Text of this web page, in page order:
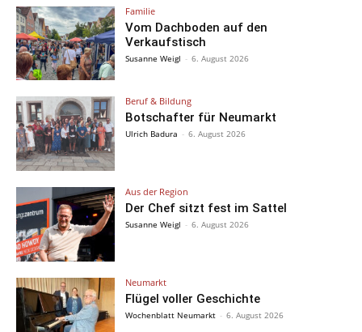
Familie
Vom Dachboden auf den
Verkaufstisch
Susanne Weigl - 6. August 2026
Beruf & Bildung
Botschafter für Neumarkt
Ulrich Badura - 6. August 2026
Aus der Region
Der Chef sitzt fest im Sattel
Susanne Weigl - 6. August 2026
Neumarkt
Flügel voller Geschichte
Wochenblatt Neumarkt - 6. August 2026